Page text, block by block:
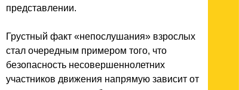
представлении.
Грустный факт «непослушания» взрослых
стал очередным примером того, что
безопасность несовершеннолетних
участников движения напрямую зависит от